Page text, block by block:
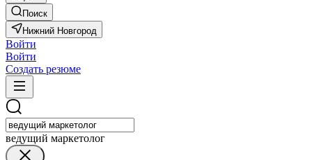
Поиск
Нижний Новгород
Войти
Войти
Создать резюме
ведущий маркетолог